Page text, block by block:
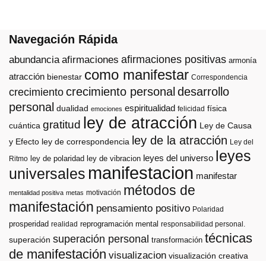
Navegación Rápida
abundancia afirmaciones afirmaciones positivas armonía
atracción bienestar como manifestar Correspondencia
crecimiento crecimiento personal desarrollo
personal dualidad emociones espiritualidad felicidad física
cuántica gratitud ley de atracción Ley de Causa
y Efecto ley de correspondencia ley de la atracción Ley del
Ritmo ley de polaridad ley de vibracion leyes del universo
leyes
universales manifestacion manifestar
mentalidad positiva metas motivación métodos de
manifestación pensamiento positivo Polaridad
prosperidad realidad reprogramación mental responsabilidad personal.
superación superación personal transformación técnicas
de manifestación visualizacion visualización creativa